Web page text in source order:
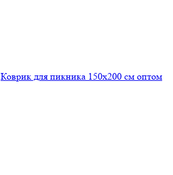
Коврик для пикника 150х200 см оптом